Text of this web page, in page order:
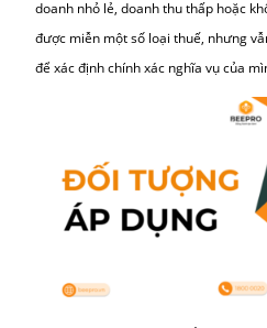
Trên thực tế, thuế GTGT và
chung trong một quyết định
ĐỐI TƯỢNG ÁP
Tất cả hộ kinh doanh có đăng
động sản xuất, kinh doanh
nghĩa vụ thuế. Điều này áp
khoán thuế và hộ kinh doanh